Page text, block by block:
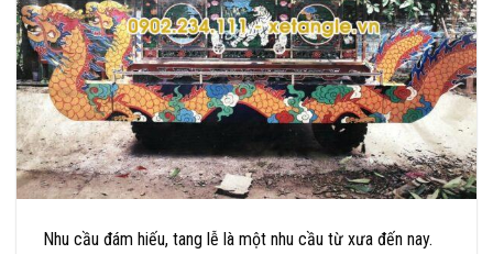
Nhu cầu đám hiếu, tang lễ là một nhu cầu từ xưa đến nay.